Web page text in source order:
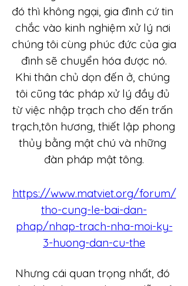
đó thì không ngại, gia đình cứ tin
chắc vào kinh nghiệm xử lý nơi
chúng tôi cùng phúc đức của gia
đình sẽ chuyển hóa được nó.
Khi thân chủ dọn đến ở, chúng
tôi cũng tác pháp xử lý đầy đủ
từ việc nhập trạch cho đến trấn
trạch,tôn hương, thiết lập phong
thủy bằng mật chú và những
đàn pháp mật tông.
https://www.matviet.org/forum/
tho-cung-le-bai-dan-
phap/nhap-trach-nha-moi-ky-
3-huong-dan-cu-the
Nhưng cái quan trọng nhất, đó